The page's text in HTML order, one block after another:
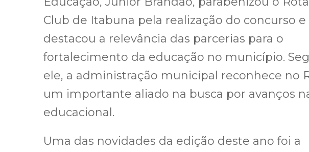
Club de Itabuna pela realização do concurso e
destacou a relevância das parcerias para o
fortalecimento da educação no município.
ele, a administração municipal reconhece no
um importante aliado na busca por avanços
educacional.
Uma das novidades da edição deste ano foi a